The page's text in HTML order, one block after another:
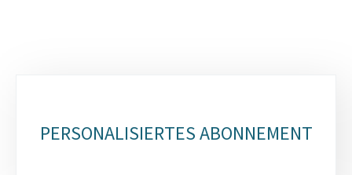
PERSONALISIERTES ABONNEMENT